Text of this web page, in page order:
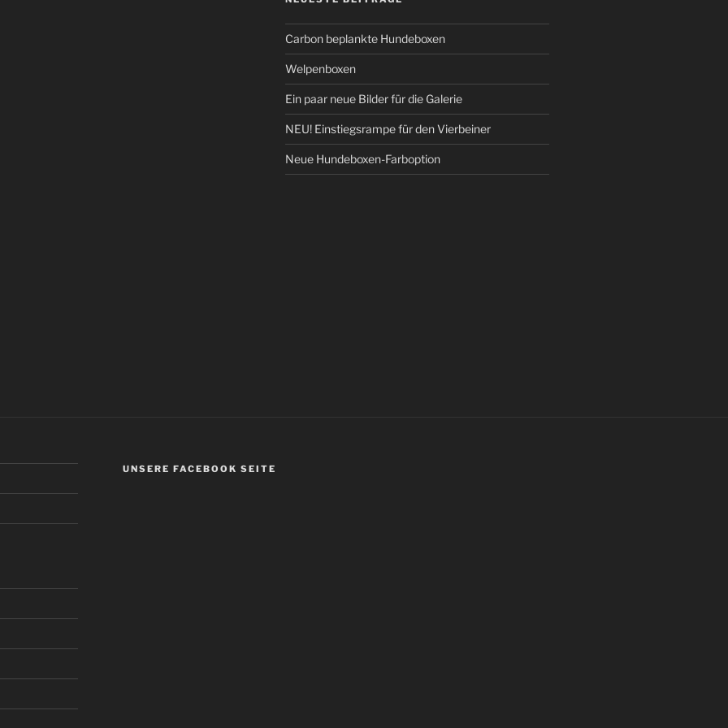
Carbon beplankte Hundeboxen
Welpenboxen
Ein paar neue Bilder für die Galerie
NEU! Einstiegsrampe für den Vierbeiner
Neue Hundeboxen-Farboption
UNSERE FACEBOOK SEITE